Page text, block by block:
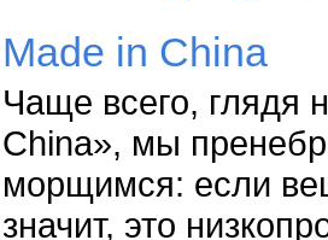
Made in China
Чаще всего, глядя
China», мы
морщимся: если
значит, это